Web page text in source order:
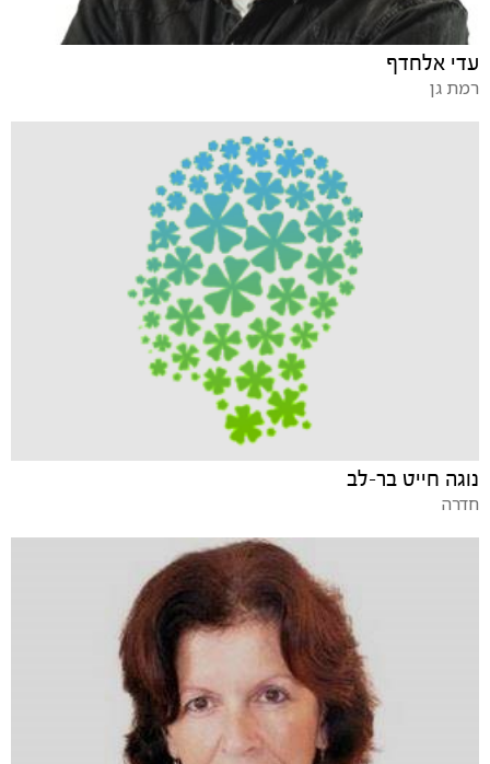
עדי אלחדף
רמת גן
נוגה חייט בר-לב
חדרה